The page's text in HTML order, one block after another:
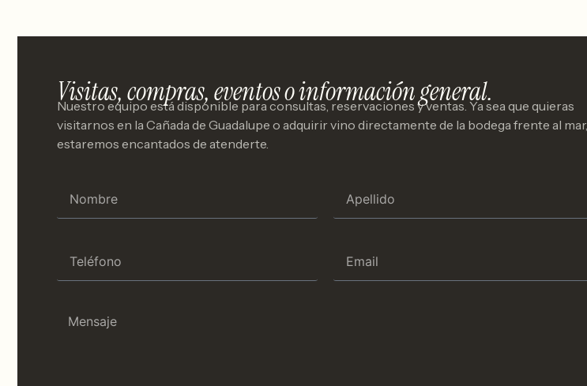
Visitas, compras, eventos o información general.
Nuestro equipo está disponible para consultas, reservaciones y ventas. Ya sea que quieras
visitarnos en la Cañada de Guadalupe o adquirir vino directamente de la bodega frente al mar,
estaremos encantados de atenderte.